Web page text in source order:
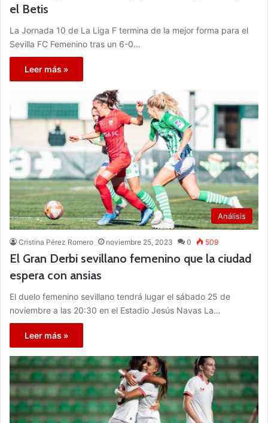
el Betis
La Jornada 10 de La Liga F termina de la mejor forma para el
Sevilla FC Femenino tras un 6-0…
Leer más »
Análisis
Cristina Pérez Romero noviembre 25, 2023 0 509
El Gran Derbi sevillano femenino que la ciudad
espera con ansias
El duelo femenino sevillano tendrá lugar el sábado 25 de
noviembre a las 20:30 en el Estadio Jesús Navas La…
Leer más »